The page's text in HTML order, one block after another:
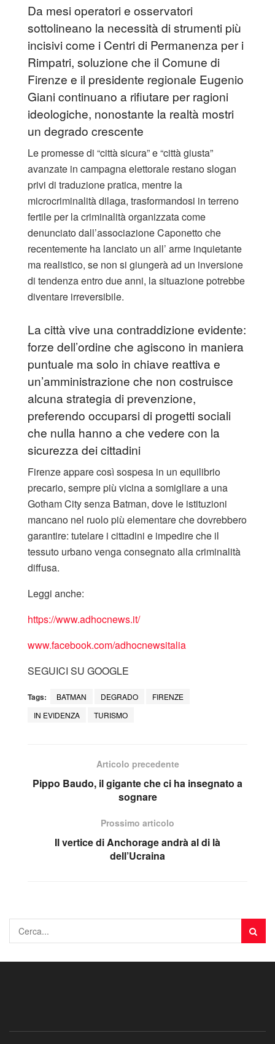
Da mesi operatori e osservatori
sottolineano la necessità di strumenti più
incisivi come i Centri di Permanenza per i
Rimpatri, soluzione che il Comune di
Firenze e il presidente regionale Eugenio
Giani continuano a rifiutare per ragioni
ideologiche, nonostante la realtà mostri
un degrado crescente
Le promesse di “città sicura” e “città giusta”
avanzate in campagna elettorale restano slogan
privi di traduzione pratica, mentre la
microcriminalità dilaga, trasformandosi in terreno
fertile per la criminalità organizzata come
denunciato dall’associazione Caponetto che
recentemente ha lanciato un all’ arme inquietante
ma realistico, se non si giungerà ad un inversione
di tendenza entro due anni, la situazione potrebbe
diventare irreversibile.
La città vive una contraddizione evidente:
forze dell’ordine che agiscono in maniera
puntuale ma solo in chiave reattiva e
un’amministrazione che non costruisce
alcuna strategia di prevenzione,
preferendo occuparsi di progetti sociali
che nulla hanno a che vedere con la
sicurezza dei cittadini
Firenze appare così sospesa in un equilibrio
precario, sempre più vicina a somigliare a una
Gotham City senza Batman, dove le istituzioni
mancano nel ruolo più elementare che dovrebbero
garantire: tutelare i cittadini e impedire che il
tessuto urbano venga consegnato alla criminalità
diffusa.
Leggi anche:
https://www.adhocnews.it/
www.facebook.com/adhocnewsitalia
SEGUICI SU GOOGLE
Tags: BATMAN DEGRADO
FIRENZE
IN EVIDENZA
TURISMO
Articolo precedente
Pippo Baudo, il gigante che ci ha insegnato a
sognare
Prossimo articolo
Il vertice di Anchorage andrà al di là
dell’Ucraina